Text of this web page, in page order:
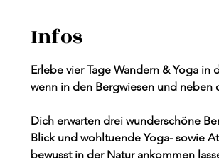
Infos
Erlebe vier Tage Wandern & Yoga
wenn in den Bergwiesen und
Dich erwarten drei wunderschöne
Blick und wohltuende Yoga- sowie
bewusst in der Natur ankommen